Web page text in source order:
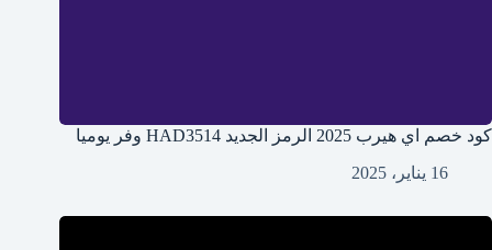
كود خصم اي هيرب 2025 الرمز الجديد HAD3514 وفر يوميا
16 يناير، 2025